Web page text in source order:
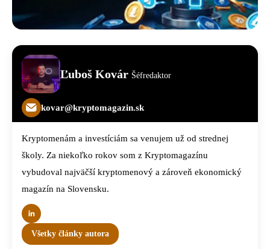
Ľuboš Kovár Šéfredaktor
kovar@kryptomagazin.sk
Kryptomenám a investíciám sa venujem už od strednej
školy. Za niekoľko rokov som z Kryptomagazínu
vybudoval najväčší kryptomenový a zároveň ekonomický
magazín na Slovensku.
Všetky články autora